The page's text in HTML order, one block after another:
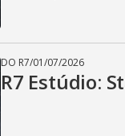
DO R7/01/07/2026
R7 Estúdio: